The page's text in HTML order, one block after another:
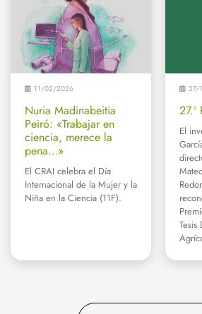
11/02/2026
Nuria Madinabeitia
Peiró: «Trabajar en
ciencia, merece la
pena…»
El CRAI celebra el Día
Internacional de la Mujer y la
Niña en la Ciencia (11F).
27/
El
Tesis